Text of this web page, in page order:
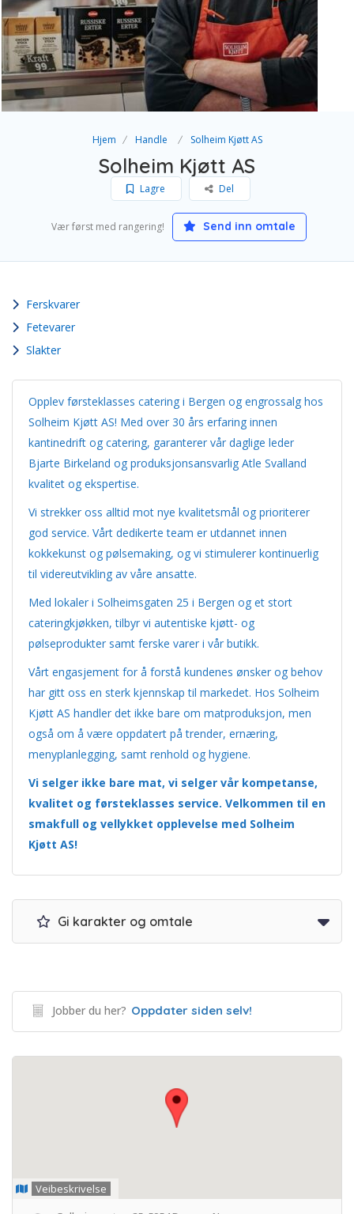
Hjem Handle Solheim Kjøtt AS
Solheim Kjøtt AS
Lagre Del
Vær først med rangering! Send inn omtale
Ferskvarer
Fetevarer
Slakter
Opplev førsteklasses catering i Bergen og engrossalg hos
Solheim Kjøtt AS! Med over 30 års erfaring innen
kantinedrift og catering, garanterer vår daglige leder
Bjarte Birkeland og produksjonsansvarlig Atle Svalland
kvalitet og ekspertise.
Vi strekker oss alltid mot nye kvalitetsmål og prioriterer
god service. Vårt dedikerte team er utdannet innen
kokkekunst og pølsemaking, og vi stimulerer kontinuerlig
til videreutvikling av våre ansatte.
Med lokaler i Solheimsgaten 25 i Bergen og et stort
cateringkjøkken, tilbyr vi autentiske kjøtt- og
pølseprodukter samt ferske varer i vår butikk.
Vårt engasjement for å forstå kundenes ønsker og behov
har gitt oss en sterk kjennskap til markedet. Hos Solheim
Kjøtt AS handler det ikke bare om matproduksjon, men
også om å være oppdatert på trender, ernæring,
menyplanlegging, samt renhold og hygiene.
Vi selger ikke bare mat, vi selger vår kompetanse,
kvalitet og førsteklasses service. Velkommen til en
smakfull og vellykket opplevelse med Solheim
Kjøtt AS!
Gi karakter og omtale
Jobber du her? Oppdater siden selv!
Veibeskrivelse